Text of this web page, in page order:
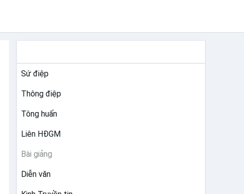
Sứ điệp
Thông điệp
Tông huấn
Liên HĐGM
Bài giảng
Diễn văn